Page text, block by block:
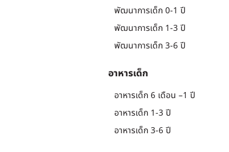
พัฒนาการเด็ก 0-1 ปี
พัฒนาการเด็ก 1-3 ปี
พัฒนาการเด็ก 3-6 ปี
อาหารเด็ก
อาหารเด็ก 6 เดือน –1 ปี
อาหารเด็ก 1-3 ปี
อาหารเด็ก 3-6 ปี